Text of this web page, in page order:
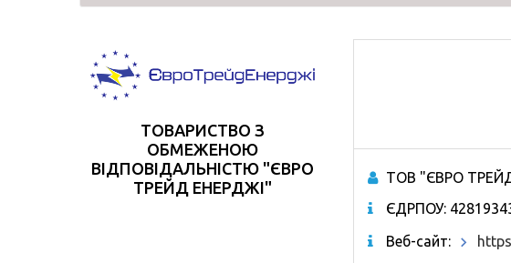
ТОВАРИСТВО З
ОБМЕЖЕНОЮ
ВІДПОВІДАЛЬНІСТЮ "ЄВРО
ТРЕЙД ЕНЕРДЖІ"
ТОВ "ЄВРО
ЄДРПОУ:
Веб-сайт: